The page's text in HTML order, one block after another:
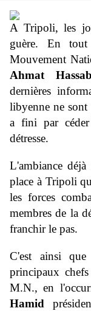
A Tripoli, les
guère. En
Mouvement
Ahmat
dernières
libyenne ne sont
a fini par
détresse.
L'ambiance
place à Tripoli
les forces
membres de la
franchir le pas.
C'est ainsi
principaux
M.N., en
Hamid